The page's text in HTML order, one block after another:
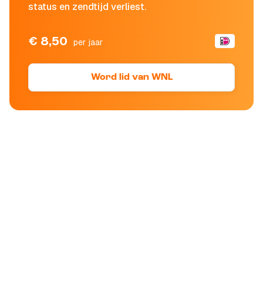
status en zendtijd verliest.
€ 8,50 per jaar
Word lid van WNL